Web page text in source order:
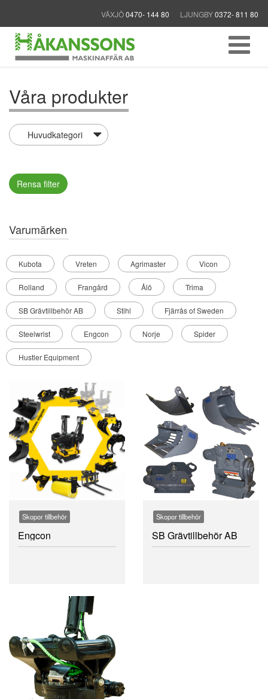
VÄXJÖ0470- 144 80 LJUNGBY0372- 811 80
Våra produkter
Rensa filter
Varumärken
Kubota Vreten Agrimaster Vicon
Rolland Frangård Ålö Trima
SB Grävtillbehör AB Stihl Fjärrås of Sweden
Steelwrist Engcon Norje Spider
Hustler Equipment
Skopor tillbehör
Engcon
Skopor tillbehör
SB Grävtillbehör AB